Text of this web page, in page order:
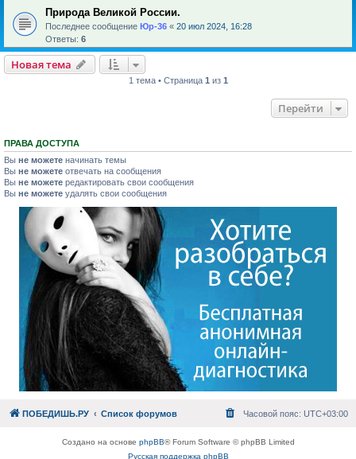
Природа Великой России.
Последнее сообщение Юр-36 « 20 июл 2024, 16:28
Ответы: 6
Новая тема
1 тема • Страница 1 из 1
Перейти
ПРАВА ДОСТУПА
Вы не можете начинать темы
Вы не можете отвечать на сообщения
Вы не можете редактировать свои сообщения
Вы не можете удалять свои сообщения
ПОБЕДИШЬ.РУ Список форумов Часовой пояс: UTC+03:00
Создано на основе phpBB® Forum Software © phpBB Limited
Русская поддержка phpBB